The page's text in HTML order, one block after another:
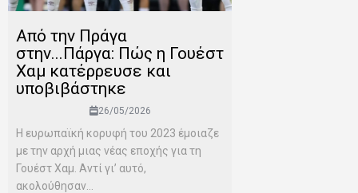
Από την Πράγα
στην...Πάργα: Πώς η Γουέστ
Χαμ κατέρρευσε και
υποβιβάστηκε
26/05/2026
Η ευρωπαϊκή κορυφή του 2023 έμοιαζε
με την αρχή μιας νέας εποχής για τη
Γουέστ Χαμ. Αντί γι’ αυτό,
ακολούθησαν...